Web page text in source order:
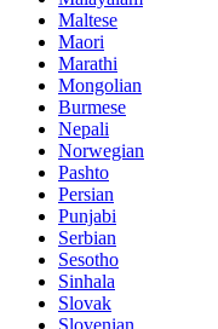
Maltese
Maori
Marathi
Mongolian
Burmese
Nepali
Norwegian
Pashto
Persian
Punjabi
Serbian
Sesotho
Sinhala
Slovak
Slovenian